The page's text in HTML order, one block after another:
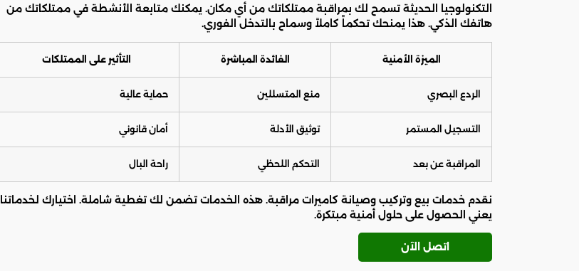
التكنولوجيا الحديثة تسمح لك بمراقبة ممتلكاتك من أي مكان. يمكنك متابعة الأنشطة في ممتلكاتك من
هاتفك الذكي. هذا يمنحك تحكماً كاملاً وسماح بالتدخل الفوري.
الميزة الأمنية الفائدة المباشرة التأثير على الممتلكات
الردع البصري منع المتسللين حماية عالية
التسجيل المستمر توثيق الأدلة أمان قانوني
المراقبة عن بعد التحكم اللحظي راحة البال
نقدم خدمات بيع وتركيب وصيانة كاميرات مراقبة. هذه الخدمات تضمن لك تغطية شاملة. اختيارك لخدماتنا
يعني الحصول على حلول أمنية مبتكرة.
اتصل الآن